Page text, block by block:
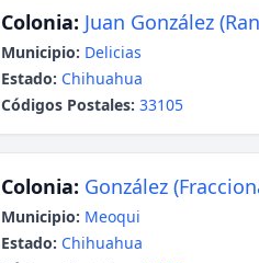
Colonia: Juan González
Municipio: Delicias
Estado: Chihuahua
Códigos Postales: 33105
Colonia: González
Municipio: Meoqui
Estado: Chihuahua